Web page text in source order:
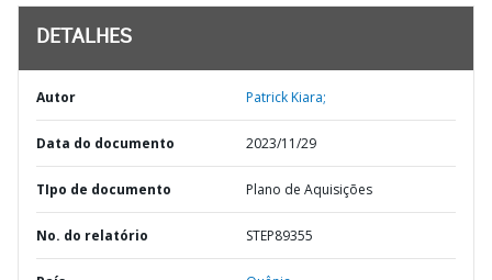
DETALHES
Autor Patrick Kiara;
Data do documento 2023/11/29
TIpo de documento Plano de Aquisições
No. do relatório STEP89355